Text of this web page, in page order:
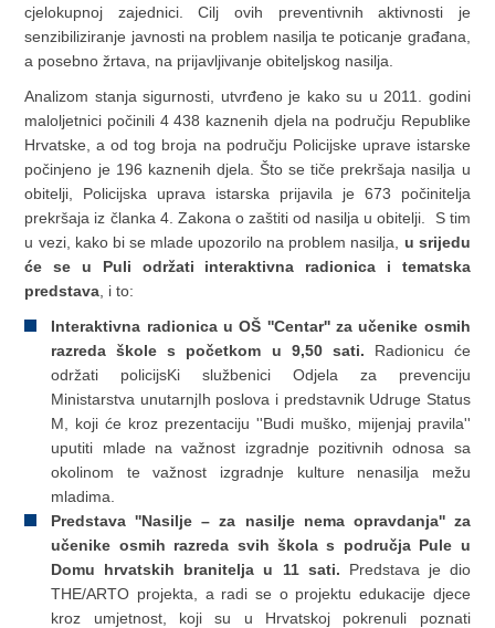
cjelokupnoj zajednici. Cilj ovih preventivnih aktivnosti je
senzibiliziranje javnosti na problem nasilja te poticanje građana,
a posebno žrtava, na prijavljivanje obiteljskog nasilja.
Analizom stanja sigurnosti, utvrđeno je kako su u 2011. godini
maloljetnici počinili 4 438 kaznenih djela na području Republike
Hrvatske, a od tog broja na području Policijske uprave istarske
počinjeno je 196 kaznenih djela. Što se tiče prekršaja nasilja u
obitelji, Policijska uprava istarska prijavila je 673 počinitelja
prekršaja iz članka 4. Zakona o zaštiti od nasilja u obitelji. S tim
u vezi, kako bi se mlade upozorilo na problem nasilja, u srijedu
će se u Puli održati interaktivna radionica i tematska
predstava , i to:
Interaktivna radionica u OŠ ''Centar'' za učenike osmih
razreda škole s početkom u 9,50 sati. Radionicu će
održati policijsKi službenici Odjela za prevenciju
Ministarstva unutarnjIh poslova i predstavnik Udruge Status
M, koji će kroz prezentaciju ''Budi muško, mijenjaj pravila''
uputiti mlade na važnost izgradnje pozitivnih odnosa sa
okolinom te važnost izgradnje kulture nenasilja mežu
mladima.
Predstava ''Nasilje – za nasilje nema opravdanja'' za
učenike osmih razreda svih škola s područja Pule u
Domu hrvatskih branitelja u 11 sati. Predstava je dio
THE/ARTO projekta, a radi se o projektu edukacije djece
kroz umjetnost, koji su u Hrvatskoj pokrenuli poznati